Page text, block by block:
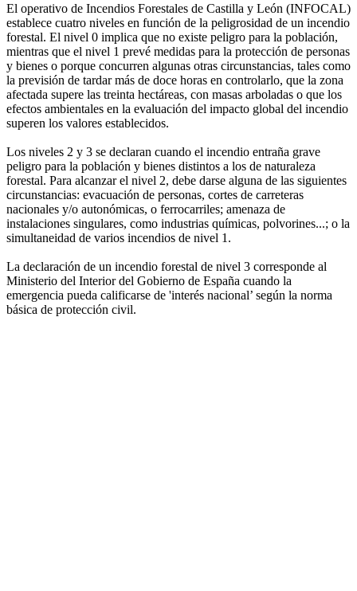
El operativo de Incendios Forestales de Castilla y León (INFOCAL)
establece cuatro niveles en función de la peligrosidad de un incendio
forestal. El nivel 0 implica que no existe peligro para la población,
mientras que el nivel 1 prevé medidas para la protección de personas
y bienes o porque concurren algunas otras circunstancias, tales como
la previsión de tardar más de doce horas en controlarlo, que la zona
afectada supere las treinta hectáreas, con masas arboladas o que los
efectos ambientales en la evaluación del impacto global del incendio
superen los valores establecidos.
Los niveles 2 y 3 se declaran cuando el incendio entraña grave
peligro para la población y bienes distintos a los de naturaleza
forestal. Para alcanzar el nivel 2, debe darse alguna de las siguientes
circunstancias: evacuación de personas, cortes de carreteras
nacionales y/o autonómicas, o ferrocarriles; amenaza de
instalaciones singulares, como industrias químicas, polvorines...; o la
simultaneidad de varios incendios de nivel 1.
La declaración de un incendio forestal de nivel 3 corresponde al
Ministerio del Interior del Gobierno de España cuando la
emergencia pueda calificarse de 'interés nacional’ según la norma
básica de protección civil.